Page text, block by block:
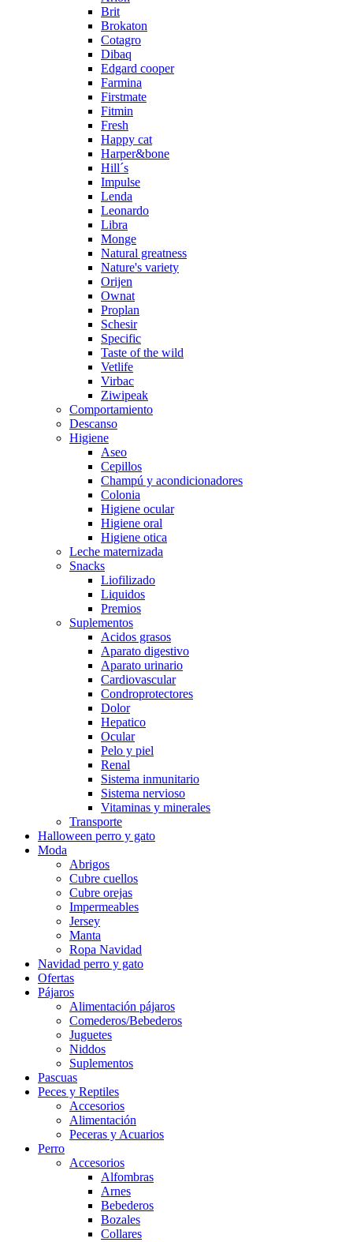
Brit
Brokaton
Cotagro
Dibaq
Edgard cooper
Farmina
Firstmate
Fitmin
Fresh
Happy cat
Harper&bone
Hill´s
Impulse
Lenda
Leonardo
Libra
Monge
Natural greatness
Nature's variety
Orijen
Ownat
Proplan
Schesir
Specific
Taste of the wild
Vetlife
Virbac
Ziwipeak
Comportamiento
Descanso
Higiene
Aseo
Cepillos
Champú y acondicionadores
Colonia
Higiene ocular
Higiene oral
Higiene otica
Leche maternizada
Snacks
Liofilizado
Liquidos
Premios
Suplementos
Acidos grasos
Aparato digestivo
Aparato urinario
Cardiovascular
Condroprotectores
Dolor
Hepatico
Ocular
Pelo y piel
Renal
Sistema inmunitario
Sistema nervioso
Vitaminas y minerales
Transporte
Halloween perro y gato
Moda
Abrigos
Cubre cuellos
Cubre orejas
Impermeables
Jersey
Manta
Ropa Navidad
Navidad perro y gato
Ofertas
Pájaros
Alimentación pájaros
Comederos/Bebederos
Juguetes
Niddos
Suplementos
Pascuas
Peces y Reptiles
Accesorios
Alimentación
Peceras y Acuarios
Perro
Accesorios
Alfombras
Arnes
Bebederos
Bozales
Collares